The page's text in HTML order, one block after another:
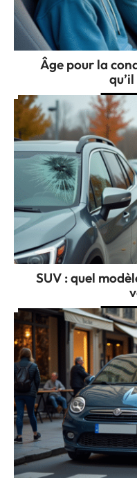
Âge pour la
SUV : quel